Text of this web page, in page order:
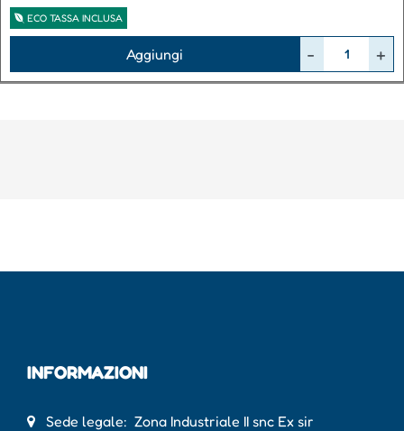
ECO TASSA INCLUSA
Aggiungi
INFORMAZIONI
Sede legale: Zona Industriale II snc Ex sir